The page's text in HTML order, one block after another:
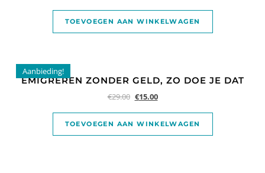
TOEVOEGEN AAN WINKELWAGEN
Aanbieding!
EMIGREREN ZONDER GELD, ZO DOE JE DAT
€29.00 €15.00
TOEVOEGEN AAN WINKELWAGEN